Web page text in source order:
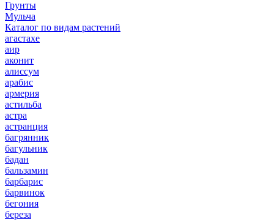
Грунты
Мульча
Каталог по видам растений
агастахе
аир
аконит
алиссум
арабис
армерия
астильба
астра
астранция
багрянник
багульник
бадан
бальзамин
барбарис
барвинок
бегония
береза